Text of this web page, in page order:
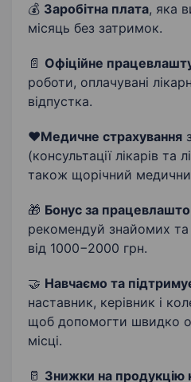
💰 Заробітна плата, яка
місяць без затримок.
📄 Офіційне
роботи, оплачувані
відпустка.
❤️Медичне страхування
(консультації лікарів та
також щорічний
🎁 Бонус за
рекомендуй знайомих
від 1000−2000 грн.
🤝 Навчаємо та
наставник, керівник і
щоб допомогти швидко
місці.
🥛 Знижки на продукцію